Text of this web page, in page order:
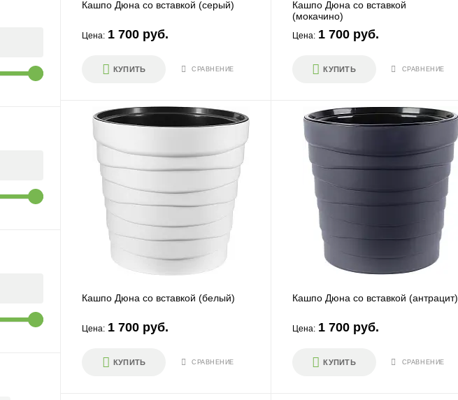
кашпо
ПЕРЕЙТИ
кашпо
ПЕРЕЙТИ
Низкие Высокие
ПЕРЕЙТИ ПЕРЕЙТИ
Кашпо Дюна со вставкой (серый)
Цена: 1 700 руб.
КУПИТЬ СРАВНЕНИЕ
Кашпо Дюна со вставкой
(мокачино)
Цена: 1 700 руб.
КУПИТЬ СРАВНЕНИЕ
Кашпо Дюна со вставкой (белый)
Цена: 1 700 руб.
КУПИТЬ СРАВНЕНИЕ
Кашпо Дюна со вставкой (антрацит)
Цена: 1 700 руб.
КУПИТЬ СРАВНЕНИЕ